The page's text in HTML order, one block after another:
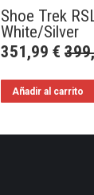
Shoe Trek
White/Silver
351,99 €
Añadir al carrito